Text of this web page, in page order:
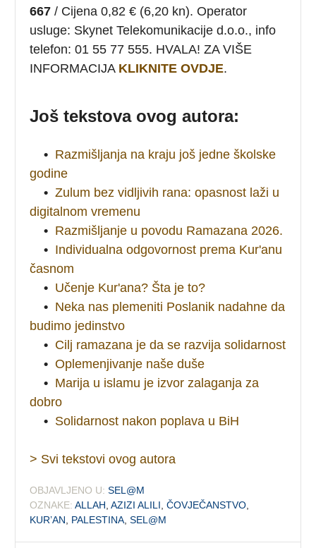
667 / Cijena 0,82 € (6,20 kn). Operator
usluge: Skynet Telekomunikacije d.o.o., info
telefon: 01 55 77 555. HVALA! ZA VIŠE
INFORMACIJA KLIKNITE OVDJE.
Još tekstova ovog autora:
• Razmišljanja na kraju još jedne školske
godine
• Zulum bez vidljivih rana: opasnost laži u
digitalnom vremenu
• Razmišljanje u povodu Ramazana 2026.
• Individualna odgovornost prema Kur'anu
časnom
• Učenje Kur'ana? Šta je to?
• Neka nas plemeniti Poslanik nadahne da
budimo jedinstvo
• Cilj ramazana je da se razvija solidarnost
• Oplemenjivanje naše duše
• Marija u islamu je izvor zalaganja za
dobro
• Solidarnost nakon poplava u BiH
> Svi tekstovi ovog autora
OBJAVLJENO U: SEL@M
OZNAKE: ALLAH ,AZIZI ALILI ,ČOVJEČANSTVO
KUR’AN
PALESTINA ,SEL@M